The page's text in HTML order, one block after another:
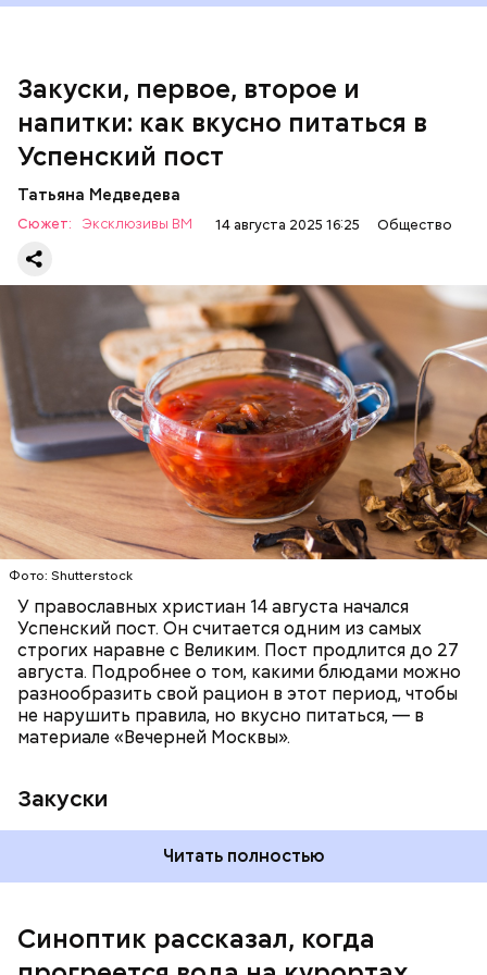
Закуски, первое, второе и
напитки: как вкусно питаться в
Успенский пост
Татьяна Медведева
Сюжет: Эксклюзивы ВМ 14 августа 2025 16:25 Общество
Фото: Shutterstock
У православных христиан 14 августа начался
Успенский пост. Он считается одним из самых
строгих наравне с Великим. Пост продлится до 27
августа. Подробнее о том, какими блюдами можно
разнообразить свой рацион в этот период, чтобы
не нарушить правила, но вкусно питаться, — в
материале «Вечерней Москвы».
Закуски
Баклажаны с овощами
зелень петрушки и укропа.
Читать полностью
ПРАВОСЛАВИЕ ЕДА РЕЦЕПТЫ
Синоптик рассказал, когда
По словам Вильфанда, с середины следующей
прогреваться, потому что на юг России придет
потепление. Температура воздуха будет там выше
Читайте также:Синоптик предупредил о переносе
купального сезона в Москве и Подмосковье